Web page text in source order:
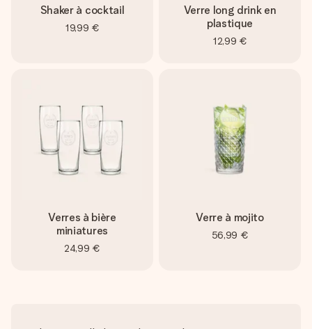
Shaker à cocktail
19,99 €
Verre long drink en
plastique
12,99 €
Verres à bière
miniatures
24,99 €
Verre à mojito
56,99 €